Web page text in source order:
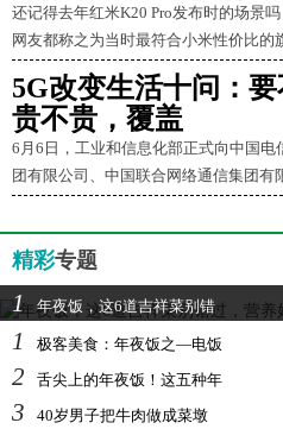
还记得去年红米K20 Pro发布时的场景
网友都称之为当时最符合小米性价比的
5G改变生活十问：
贵不贵，覆盖
6月6日，工业和信息化部正式向中国
团有限公司、中国联合网络通信集团有
精彩专题
1 年夜饭，这6道吉祥菜别错
1 极客美食：年夜饭之—电饭
2 舌尖上的年夜饭！这五种年
3 40岁男子把牛肉做成菜墩